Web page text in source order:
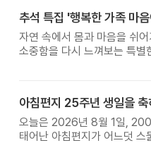
추석 특집 '행복한 가족 마
자연 속에서 몸과 마음을 쉬어
소중함을 다시 느껴보는 특별
아침편지 25주년 생일을 축
오늘은 2026년 8월 1일,
태어난 아침편지가 어느덧 스